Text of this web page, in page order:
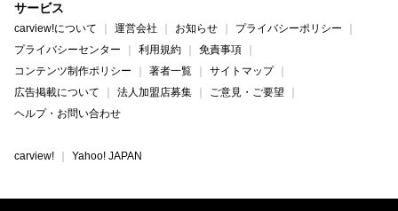
サービス
carview!について 運営会社 お知らせ
プライバシーポリシー
プライバシーセンター
利用規約
免責事項
コンテンツ制作ポリシー
著者一覧
サイトマップ
広告掲載について
法人加盟店募集
ご意見・ご要望
ヘルプ・お問い合わせ
carview! Yahoo! JAPAN